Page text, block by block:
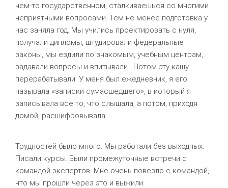
чем-то государственном, сталкиваешься со многими
неприятными вопросами. Тем не менее подготовка у
нас заняла год. Мы учились проектировать с нуля,
получали дипломы, штудировали федеральные
законы, мы ездили по знакомым, учебным центрам,
задавали вопросы и впитывали. Потом эту кашу
перерабатывали. У меня был ежедневник, я его
называла «записки сумасшедшего», в который я
записывала все то, что слышала, а потом, приходя
домой, расшифровывала.
Трудностей было много. Мы работали без выходных.
Писали курсы. Были промежуточные встречи с
командой экспертов. Мне очень повезло с командой,
что мы прошли через это и выжили.